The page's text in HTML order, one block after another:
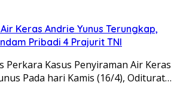
Keras Andrie Yunus Terungkap,
Pribadi 4 Prajurit TNI
Perkara Kasus Penyiraman Air Keras
Pada hari Kamis (16/4), Oditurat…